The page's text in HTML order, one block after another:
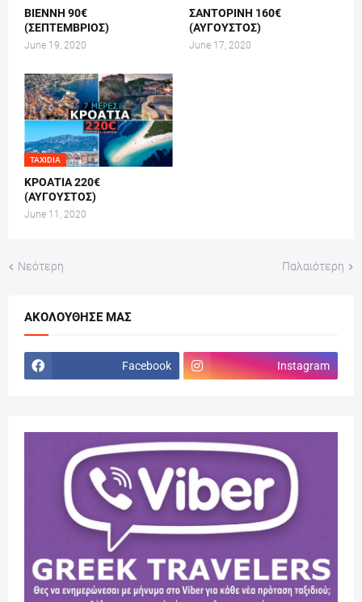
ΒΙΕΝΝΗ 90€
(ΣΕΠΤΕΜΒΡΙΟΣ)
June 19, 2020
ΣΑΝΤΟΡΙΝΗ 160€
(ΑΥΓΟΥΣΤΟΣ)
June 17, 2020
TAXIDIA
ΚΡΟΑΤΙΑ 220€
(ΑΥΓΟΥΣΤΟΣ)
June 11, 2020
Νεότερη Παλαιότερη
ΑΚΟΛΟΎΘΗΣΕ ΜΑΣ
Facebook Instagram